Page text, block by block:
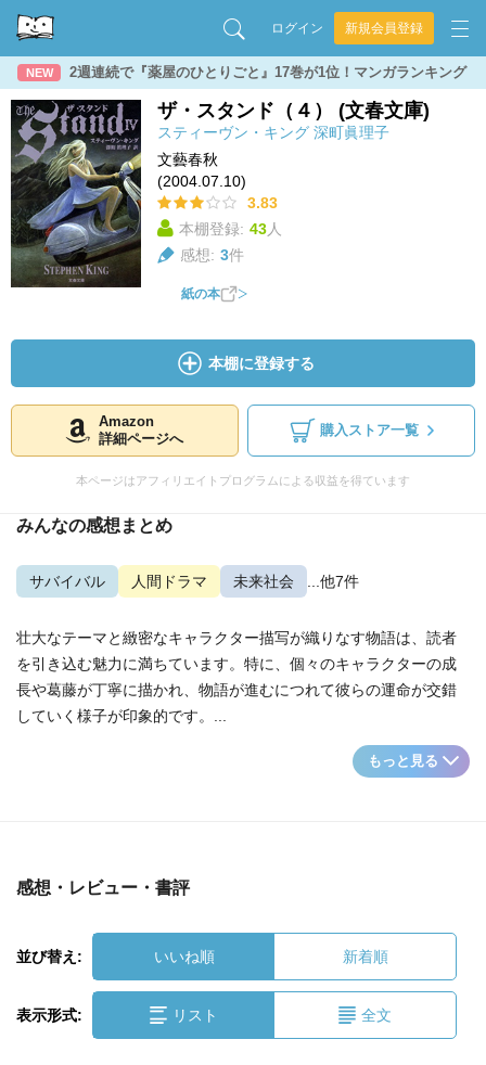
ログイン 新規会員登録
NEW 2週連続で『薬屋のひとりごと』17巻が1位！マンガランキング
ザ・スタンド（４） (文春文庫)
スティーヴン・キング 深町眞理子
文藝春秋
(2004.07.10)
3.83
本棚登録: 43人
感想: 3件
紙の本
本棚に登録する
Amazon
詳細ページへ
購入ストア一覧
本ページはアフィリエイトプログラムによる収益を得ています
みんなの感想まとめ
サバイバル 人間ドラマ 未来社会 ...他7件
壮大なテーマと緻密なキャラクター描写が織りなす物語は、読者
を引き込む魅力に満ちています。特に、個々のキャラクターの成
長や葛藤が丁寧に描かれ、物語が進むにつれて彼らの運命が交錯
していく様子が印象的です。...
もっと見る
感想・レビュー・書評
並び替え: いいね順 新着順
表示形式: リスト 全文